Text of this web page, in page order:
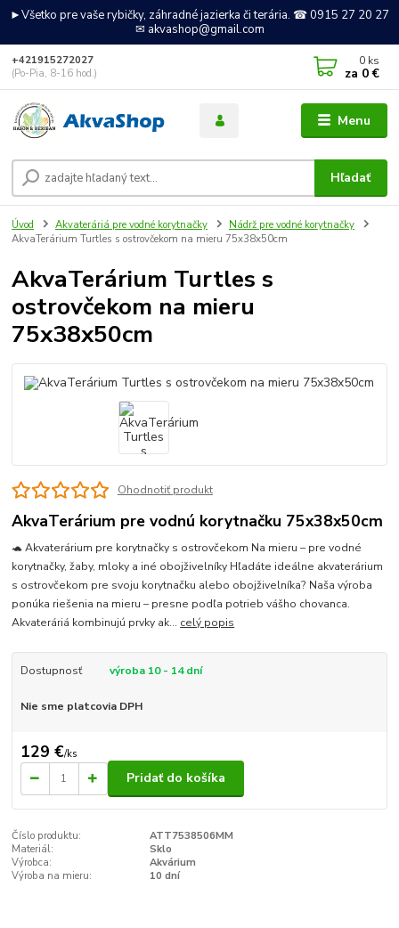
►Všetko pre vaše rybičky, záhradné jazierka či terária. ☎ 0915 27 20 27
✉ akvashop@gmail.com
Menu
Hľadať
+421915272027
(Po-Pia, 8-16 hod.)
0 ks
za 0 €
Úvod Akvateráriá pre vodné korytnačky
Nádrž pre vodné korytnačky
AkvaTerárium Turtles s ostrovčekom na mieru 75x38x50cm
AkvaTerárium Turtles s
ostrovčekom na mieru
75x38x50cm
Ohodnotiť produkt
AkvaTerárium pre vodnú korytnačku 75x38x50cm
🐢 Akvaterárium pre korytnačky s ostrovčekom Na mieru – pre vodné
korytnačky, žaby, mloky a iné obojživelníky Hľadáte ideálne akvaterárium
s ostrovčekom pre svoju korytnačku alebo obojživelníka? Naša výroba
ponúka riešenia na mieru – presne podľa potrieb vášho chovanca.
Akvateráriá kombinujú prvky ak... celý popis
Dostupnosť výroba 10 - 14 dní
Nie sme platcovia DPH
129 €/ks
Pridať do košíka
Číslo produktu:
ATT7538506MM
Materiál:
Sklo
Výrobca:
Akvárium
Výroba na mieru:
10 dní